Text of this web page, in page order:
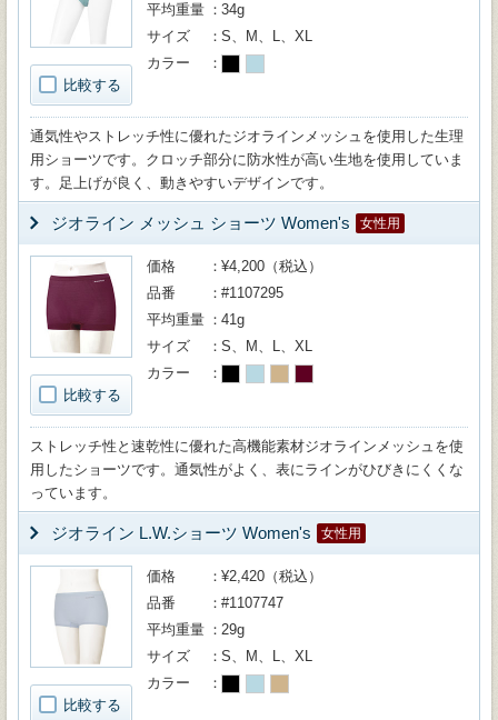
比較する
平均重量
34g
サイズ
S、M、L、XL
カラー
通気性やストレッチ性に優れたジオラインメッシュを使用した生理
用ショーツです。クロッチ部分に防水性が高い生地を使用していま
す。足上げが良く、動きやすいデザインです。
ジオライン メッシュ ショーツ Women's 女性用
比較する
価格
¥4,200（税込）
品番
#1107295
平均重量
41g
サイズ
S、M、L、XL
カラー
ストレッチ性と速乾性に優れた高機能素材ジオラインメッシュを使
用したショーツです。通気性がよく、表にラインがひびきにくくな
っています。
ジオライン L.W.ショーツ Women's 女性用
比較する
価格
¥2,420（税込）
品番
#1107747
平均重量
29g
サイズ
S、M、L、XL
カラー